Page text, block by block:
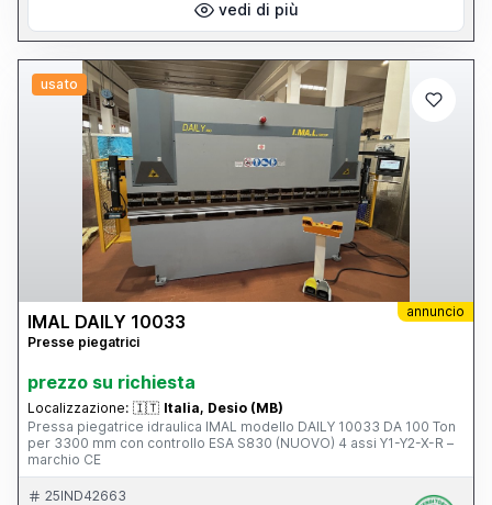
vedi di più
usato
annuncio
IMAL DAILY 10033
Presse piegatrici
prezzo su richiesta
Localizzazione: 🇮🇹 Italia, Desio (MB)
Pressa piegatrice idraulica IMAL modello DAILY 10033 DA 100 Ton
per 3300 mm con controllo ESA S830 (NUOVO) 4 assi Y1-Y2-X-R –
marchio CE
25IND42663